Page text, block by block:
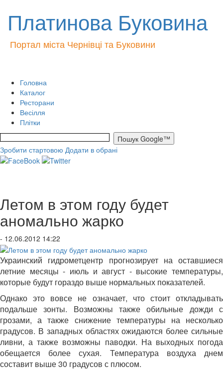
Платинова Буковина
Портал міста Чернівці та Буковини
Головна
Каталог
Ресторани
Весілля
Плітки
Зробити стартовою Додати в обрані
Летом в этом году будет
аномально жарко
- 12.06.2012 14:22
Украинский гидрометцентр прогнозирует на оставшиеся
летние месяцы - июль и август - высокие температуры,
которые будут гораздо выше нормальных показателей.
Однако это вовсе не означает, что стоит откладывать
подальше зонты. Возможны также обильные дожди с
грозами, а также снижение температуры на несколько
градусов. В западных областях ожидаются более сильные
ливни, а также возможны паводки. На выходных погода
обещается более сухая. Температура воздуха днем
составит выше 30 градусов с плюсом.